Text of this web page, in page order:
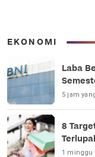
EKONOMI
Laba
5 jam
8
1 minggu